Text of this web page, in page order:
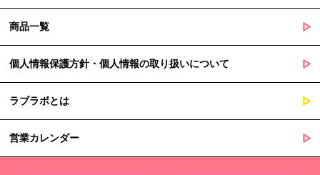
商品一覧
個人情報保護方針・個人情報の取り扱いについて
ラブラボとは
営業カレンダー